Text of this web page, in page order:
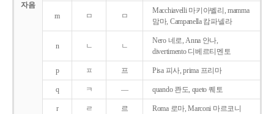
자음
m ㅁ ㅁ
Macchiavelli 마키아벨리, mamma
맘마, Campanella 캄파넬라
n ㄴ ㄴ
Nero 네로, Anna 안나,
divertimento 디베르티멘토
p ㅍ 프 Pisa 피사, prima 프리마
q ㅋ ― quando 콴도, queto 퀘토
r ㄹ 르 Roma 로마, Marconi 마르코니